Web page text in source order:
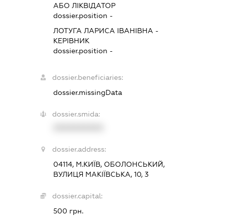
АБО ЛІКВІДАТОР
dossier.position -
ЛОТУГА ЛАРИСА ІВАНІВНА -
КЕРІВНИК
dossier.position -
dossier.beneficiaries:
dossier.missingData
dossier.smida:
dossier.address:
04114, М.КИЇВ, ОБОЛОНСЬКИЙ,
ВУЛИЦЯ МАКІЇВСЬКА, 10, 3
dossier.capital:
500 грн.